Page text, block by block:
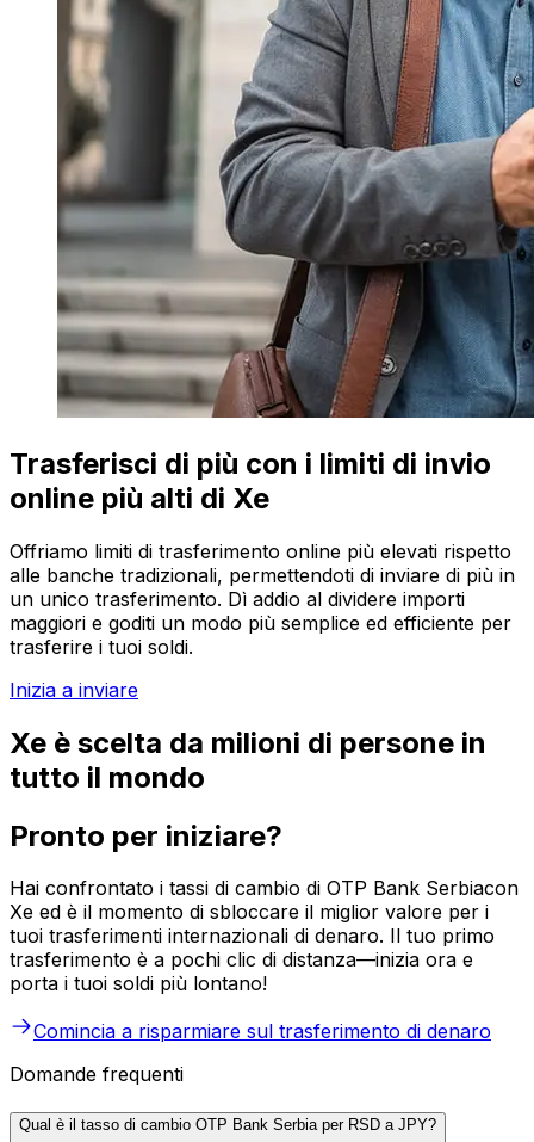
Trasferisci di più con i limiti di invio
online più alti di Xe
Offriamo limiti di trasferimento online più elevati rispetto
alle banche tradizionali, permettendoti di inviare di più in
un unico trasferimento. Dì addio al dividere importi
maggiori e goditi un modo più semplice ed efficiente per
trasferire i tuoi soldi.
Inizia a inviare
Xe è scelta da milioni di persone in
tutto il mondo
Pronto per iniziare?
Hai confrontato i tassi di cambio di OTP Bank Serbiacon
Xe ed è il momento di sbloccare il miglior valore per i
tuoi trasferimenti internazionali di denaro. Il tuo primo
trasferimento è a pochi clic di distanza—inizia ora e
porta i tuoi soldi più lontano!
Comincia a risparmiare sul trasferimento di denaro
Domande frequenti
Qual è il tasso di cambio OTP Bank Serbia per RSD a JPY?